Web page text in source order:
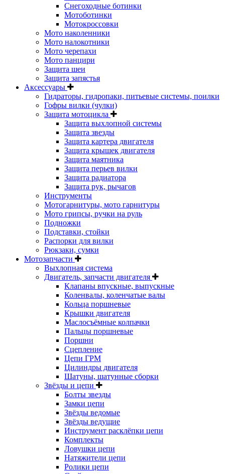
Снегоходные ботинки
Мотоботинки
Мотокроссовки
Мото наколенники
Мото налокотники
Мото черепахи
Мото панцири
Защита шеи
Защита запястья
Аксессуары
Гидраторы, гидропаки, питьевые системы, поилки
Гофры вилки (чулки)
Защита мотоцикла
Защита выхлопной системы
Защита звезды
Защита картера двигателя
Защита крышек двигателя
Защита маятника
Защита перьев вилки
Защита радиатора
Защита рук, рычагов
Инструменты
Мотогарнитуры, мото гарнитуры
Мото грипсы, ручки на руль
Подножки
Подставки, стойки
Распорки для вилки
Рюкзаки, сумки
Мотозапчасти
Выхлопная система
Двигатель, запчасти двигателя
Клапаны впускные, выпускные
Коленвалы, коленчатые валы
Кольца поршневые
Крышки двигателя
Маслосъёмные колпачки
Пальцы поршневые
Поршни
Сцепление
Цепи ГРМ
Цилиндры двигателя
Шатуны, шатунные сборки
Звёзды и цепи
Болты звезды
Замки цепи
Звёзды ведомые
Звёзды ведущие
Инструмент расклёпки цепи
Комплекты
Ловушки цепи
Натяжители цепи
Ролики цепи